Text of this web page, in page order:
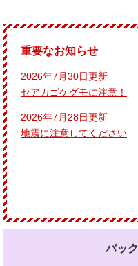
重要なお知らせ
2026年7月30日更新
セアカゴケグモに注意！
2026年7月28日更新
地震に注意してください
バッ